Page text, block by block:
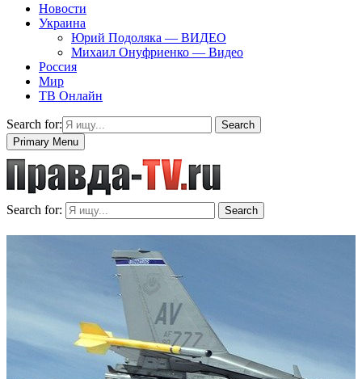
Новости
Украина
Юрий Подоляка — ВИДЕО
Михаил Онуфриенко — Видео
Россия
Мир
ТВ Онлайн
Search for:
Search
Primary Menu
Search for: Search